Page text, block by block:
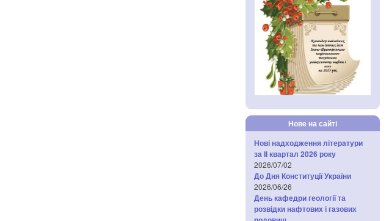
Нове на сайті
Нові надходження літератури
за IІ квартал 2026 року
2026/07/02
До Дня Конституції України
2026/06/26
День кафедри геології та
розвідки нафтових і газових